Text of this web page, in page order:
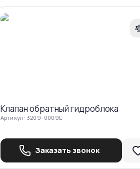
Клапан обратный гидроблока
Артикул: 3209-0009E
Заказать звонок